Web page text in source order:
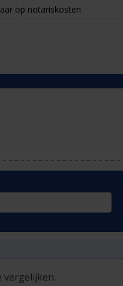
op notariskosten
vergelijken.